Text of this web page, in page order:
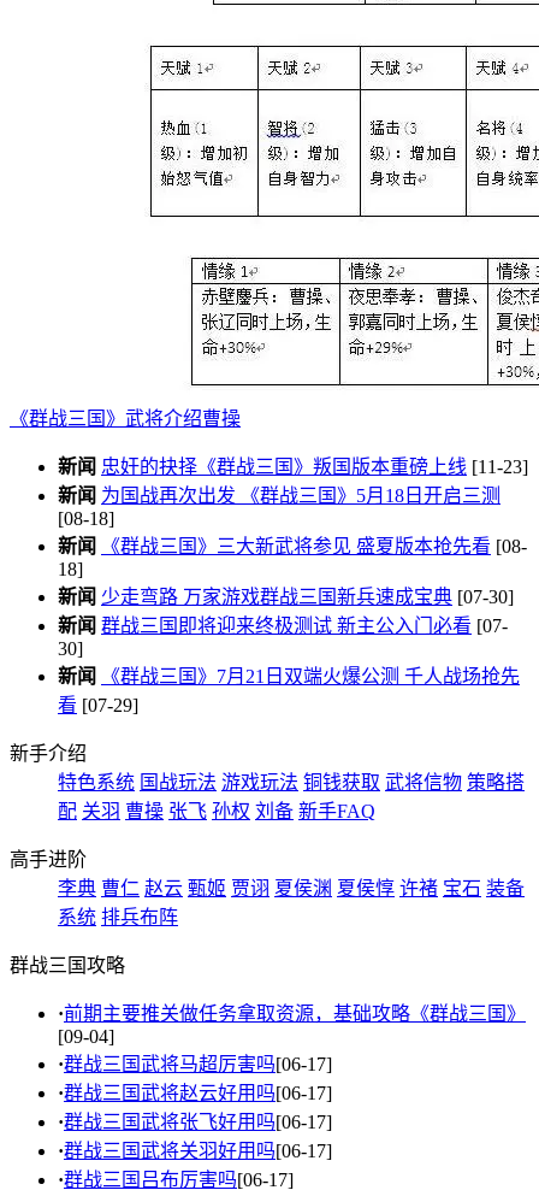
《群战三国》武将介绍曹操
新闻 忠奸的抉择《群战三国》叛国版本重磅上线 [11-23]
新闻 为国战再次出发 《群战三国》5月18日开启三测
[08-18]
新闻
《群战三国》三大新武将参见 盛夏版本抢先看 [08-
18]
新闻 少走弯路 万家游戏群战三国新兵速成宝典 [07-30]
新闻 群战三国即将迎来终极测试 新主公入门必看 [07-
30]
新闻
《群战三国》7月21日双端火爆公测 千人战场抢先
看 [07-29]
新手介绍
特色系统 国战玩法 游戏玩法 铜钱获取 武将信物 策略搭
配 关羽 曹操 张飞 孙权 刘备 新手FAQ
高手进阶
李典 曹仁 赵云 甄姬 贾诩 夏侯渊 夏侯惇 许褚 宝石 装备
系统 排兵布阵
群战三国攻略
·前期主要推关做任务拿取资源，基础攻略《群战三国》
[09-04]
·群战三国武将马超厉害吗[06-17]
·群战三国武将赵云好用吗[06-17]
·群战三国武将张飞好用吗[06-17]
·群战三国武将关羽好用吗[06-17]
·群战三国吕布厉害吗[06-17]